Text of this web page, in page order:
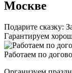
Москве
Подарите сказку:
Гарантируем
Работаем по